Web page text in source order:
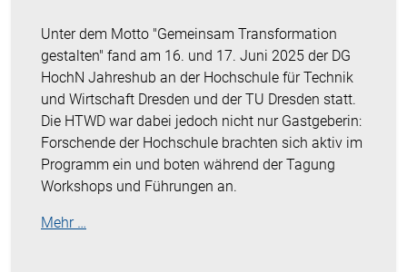
Unter dem Motto "Gemeinsam Transformation
gestalten" fand am 16. und 17. Juni 2025 der DG
HochN Jahreshub an der Hochschule für Technik
und Wirtschaft Dresden und der TU Dresden statt.
Die HTWD war dabei jedoch nicht nur Gastgeberin:
Forschende der Hochschule brachten sich aktiv im
Programm ein und boten während der Tagung
Workshops und Führungen an.
Mehr …